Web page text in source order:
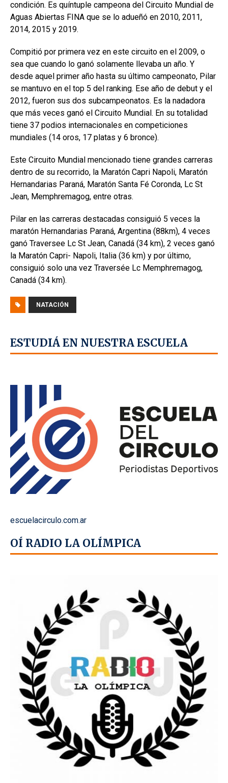
condición. Es quíntuple campeona del Circuito Mundial de
Aguas Abiertas FINA que se lo adueñó en 2010, 2011,
2014, 2015 y 2019.
Compitió por primera vez en este circuito en el 2009, o
sea que cuando lo ganó solamente llevaba un año. Y
desde aquel primer año hasta su último campeonato, Pilar
se mantuvo en el top 5 del ranking. Ese año de debut y el
2012, fueron sus dos subcampeonatos. Es la nadadora
que más veces ganó el Circuito Mundial. En su totalidad
tiene 37 podios internacionales en competiciones
mundiales (14 oros, 17 platas y 6 bronce).
Este Circuito Mundial mencionado tiene grandes carreras
dentro de su recorrido, la Maratón Capri Napoli, Maratón
Hernandarias Paraná, Maratón Santa Fé Coronda, Lc St
Jean, Memphremagog, entre otras.
Pilar en las carreras destacadas consiguió 5 veces la
maratón Hernandarias Paraná, Argentina (88km), 4 veces
ganó Traversee Lc St Jean, Canadá (34 km), 2 veces ganó
la Maratón Capri- Napoli, Italia (36 km) y por último,
consiguió solo una vez Traversée Lc Memphremagog,
Canadá (34 km).
NATACIÓN
ESTUDIÁ EN NUESTRA ESCUELA
escuelacirculo.com.ar
OÍ RADIO LA OLÍMPICA